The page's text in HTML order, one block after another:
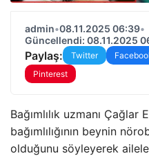
admin•08.11.2025 06:39•
Güncellendi: 08.11.2025
Paylaş: Twitter
Pinterest
Bağımlılık uzmanı
bağımlılığının beynin
olduğunu söyleyerek